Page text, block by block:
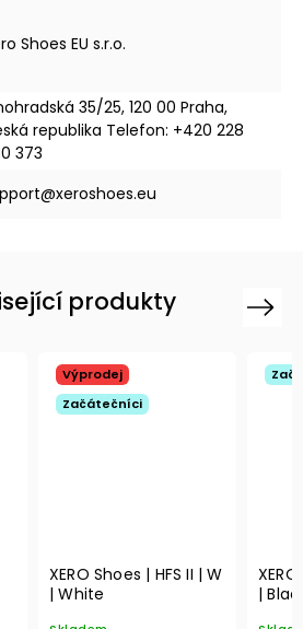
Shoes EU s.r.o.
35/25, 120 00 Praha,
republika Telefon: +420 228
373
produkty
Výprodej
Začátečníci
XERO Shoes | HFS II | W
| White
|
Next